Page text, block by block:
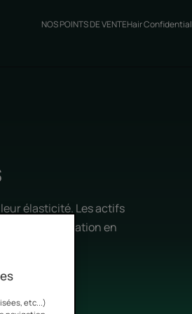
NOS POINTS DE VENTEHair Confidential
élasticité. Les actifs
une réparation en
etc...)